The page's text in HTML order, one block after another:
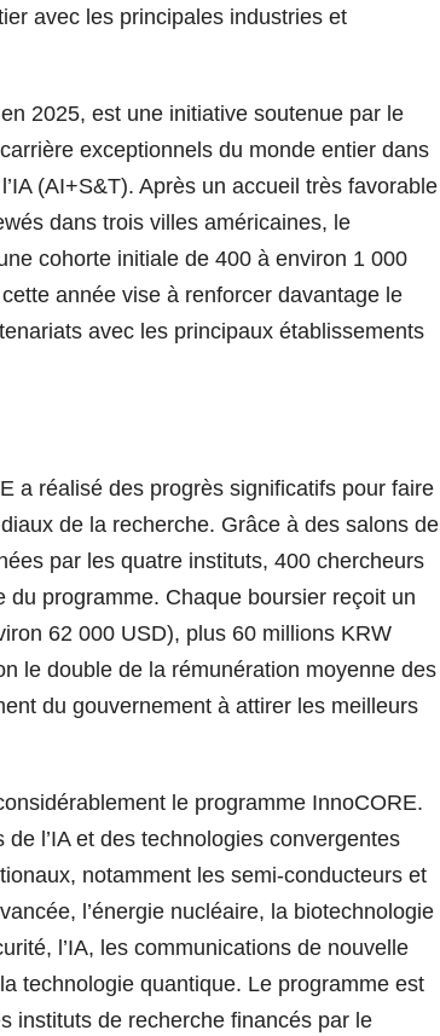
avec les principales industries et
2025, est une initiative soutenue par le
exceptionnels du monde entier dans
(AI+S&T). Après un accueil très favorable
dans trois villes américaines, le
cohorte initiale de 400 à environ 1 000
année vise à renforcer davantage le
avec les principaux établissements
a réalisé des progrès significatifs pour faire
de la recherche. Grâce à des salons de
par les quatre instituts, 400 chercheurs
programme. Chaque boursier reçoit un
62 000 USD), plus 60 millions KRW
le double de la rémunération moyenne des
du gouvernement à attirer les meilleurs
le programme InnoCORE.
l’IA et des technologies convergentes
notamment les semi-conducteurs et
l’énergie nucléaire, la biotechnologie
l’IA, les communications de nouvelle
technologie quantique. Le programme est
instituts de recherche financés par le